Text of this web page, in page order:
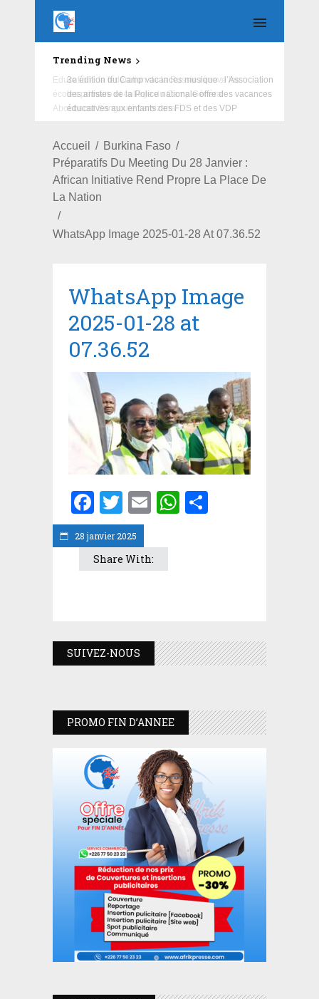
Trending News
Education : la fédération de la Russie rénove les
écoles primaire et collège du Camp Général
Aboubacar Sangoulé Lamizana
Accueil
Burkina Faso
Préparatifs Du Meeting Du 28 Janvier :
African Initiative Rend Propre La Place De
La Nation
WhatsApp Image 2025-01-28 At 07.36.52
28 janvier 2025
WhatsApp Image
2025-01-28 at
07.36.52
Facebook
Twitter
EmailWhatsApp
Share With:
SUIVEZ-NOUS
PROMO FIN D’ANNEE